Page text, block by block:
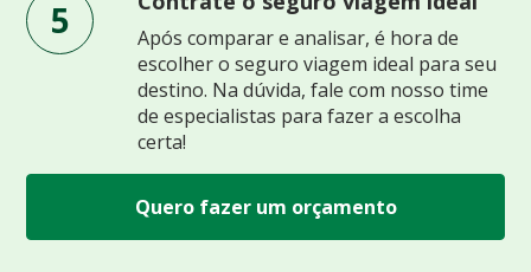
5
Após comparar e analisar, é hora de
escolher o seguro viagem ideal para seu
destino. Na dúvida, fale com nosso time
de especialistas para fazer a escolha
certa!
Quero fazer um orçamento